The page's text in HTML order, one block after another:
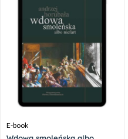
E-book